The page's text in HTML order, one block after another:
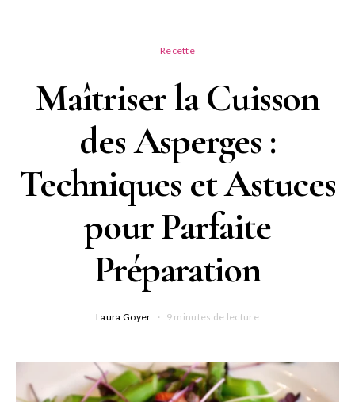
Recette
Maîtriser la Cuisson
des Asperges :
Techniques et Astuces
pour Parfaite
Préparation
Laura Goyer 9 minutes de lecture